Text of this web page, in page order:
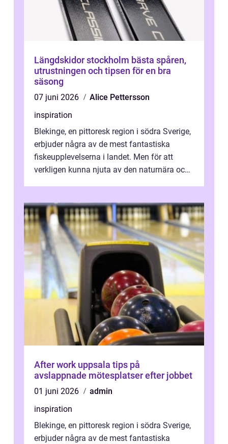
Längdskidor stockholm bästa spåren,
utrustningen och tipsen för en bra
säsong
07 juni 2026
Alice Pettersson
inspiration
Blekinge, en pittoresk region i södra Sverige,
erbjuder några av de mest fantastiska
fiskeupplevelserna i landet. Men för att
verkligen kunna njuta av den naturnära och
After work uppsala tips på
avslappnade mötesplatser efter jobbet
01 juni 2026
admin
inspiration
Blekinge, en pittoresk region i södra Sverige,
erbjuder några av de mest fantastiska